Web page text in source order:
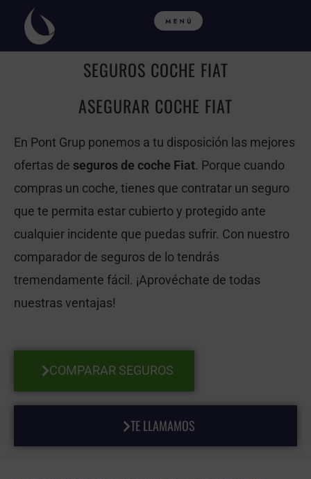
contenido
SEGUROS COCHE FIAT
ASEGURAR COCHE FIAT
En Pont Grup ponemos a tu disposición las mejores
ofertas de seguros de coche Fiat. Porque cuando
compras un coche, tienes que contratar un seguro
que te permita estar cubierto y protegido ante
cualquier incidente que puedas sufrir. Con nuestro
comparador de seguros de lo tendrás
tremendamente fácil. ¡Aprovéchate de todas
nuestras ventajas!
COMPARAR SEGUROS
TE LLAMAMOS